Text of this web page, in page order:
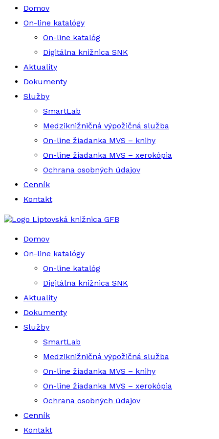
Domov
On-line katalógy
On-line katalóg
Digitálna knižnica SNK
Aktuality
Dokumenty
Služby
SmartLab
Medziknižničná výpožičná služba
On-line žiadanka MVS – knihy
On-line žiadanka MVS – xerokópia
Ochrana osobných údajov
Cenník
Kontakt
Liptovská knižnica GFB
Domov
On-line katalógy
On-line katalóg
Digitálna knižnica SNK
Aktuality
Dokumenty
Služby
SmartLab
Medziknižničná výpožičná služba
On-line žiadanka MVS – knihy
On-line žiadanka MVS – xerokópia
Ochrana osobných údajov
Cenník
Kontakt